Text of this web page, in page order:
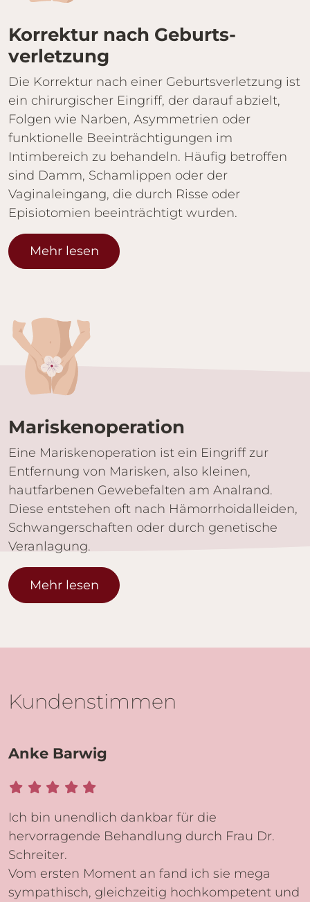
Korrektur nach Geburts­
verletzung
Die Korrektur nach einer Geburtsverletzung ist
ein chirurgischer Eingriff, der darauf abzielt,
Folgen wie Narben, Asymmetrien oder
funktionelle Beeinträchtigungen im
Intimbereich zu behandeln. Häufig betroffen
sind Damm, Schamlippen oder der
Vaginaleingang, die durch Risse oder
Episiotomien beeinträchtigt wurden.
Mehr lesen
Marisken­operation
Eine Mariskenoperation ist ein Eingriff zur
Entfernung von Marisken, also kleinen,
hautfarbenen Gewebefalten am Analrand.
Diese entstehen oft nach Hämorrhoidalleiden,
Schwangerschaften oder durch genetische
Veranlagung.
Mehr lesen
Kundenstimmen
Anke Barwig
Ich bin unendlich dankbar für die
hervorragende Behandlung durch Frau Dr.
Schreiter.
Vom ersten Moment an fand ich sie mega
sympathisch, gleichzeitig hochkompetent und